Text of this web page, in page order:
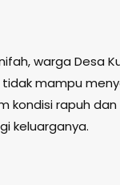
warga Desa
mampu
kondisi rapuh
keluarganya.